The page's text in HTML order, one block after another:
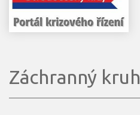
Záchranný kruh